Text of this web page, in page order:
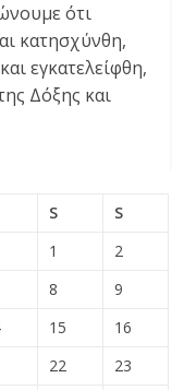
ότι
κατησχύνθη,
εγκατελείφθη,
Δόξης και
S
S
1
2
8
9
15
16
22 23